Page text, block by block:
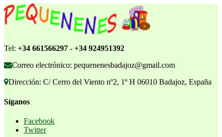
Tel: +34 661566297 - +34 924951392
Correo electrónico: pequenenesbadajoz@gmail.com
Dirección: C/ Cerro del Viento nº2, 1º H 06010 Badajoz, España
Síganos
Facebook
Twitter